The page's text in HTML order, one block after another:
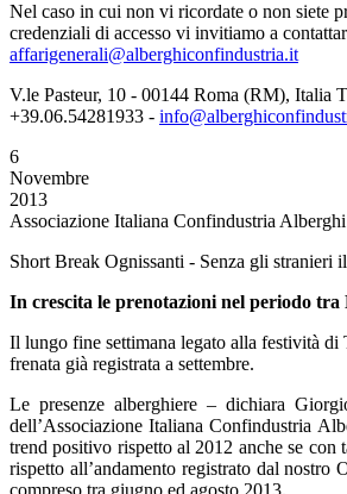
Nel caso in cui non vi ricordate o non siete
credenziali di accesso vi invitiamo a
affarigenerali@alberghiconfindustria.it
V.le Pasteur, 10 - 00144 Roma (RM), Italia
+39.06.54281933 -
6
Novembre
2013
Associazione Italiana Confindustria Alberghi
Short Break Ognissanti - Senza gli stranieri
In crescita le prenotazioni nel periodo tra
Il lungo fine settimana legato alla festività di
frenata già registrata a settembre.
Le presenze alberghiere – dichiara
dell’Associazione Italiana Confindustria
trend positivo rispetto al 2012 anche se con
rispetto all’andamento registrato dal nostro
compreso tra giugno ed agosto 2013.